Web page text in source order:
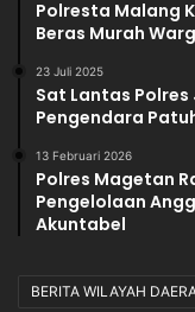
Polresta Malang
Beras Murah
23 Juli 2025
Sat Lantas
Pengendara
13 Februari 2026
Polres Magetan
Pengelolaan
Akuntabel
BERITA WILAYAH